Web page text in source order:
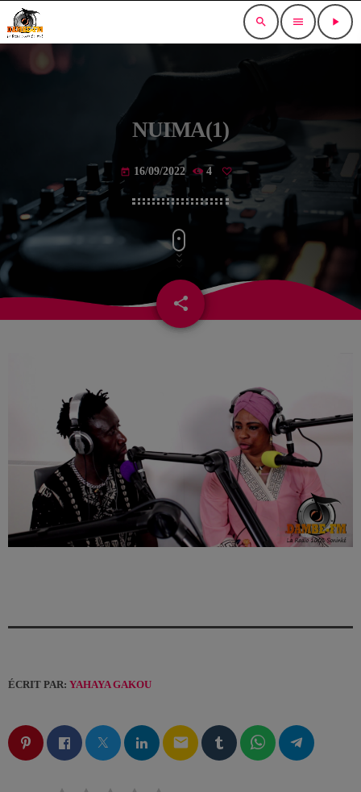
search menu play_arrow
NUIMA(1)
today 16/09/2022 4
share
email
ÉCRIT PAR: YAHAYA GAKOU
email